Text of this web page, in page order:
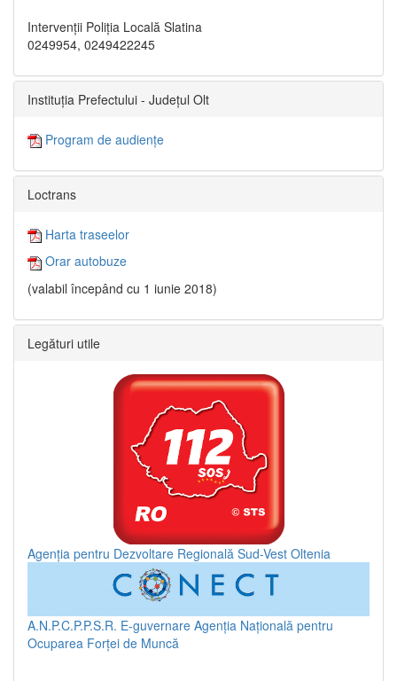
Intervenții Poliția Locală Slatina
0249954, 0249422245
Instituția Prefectului - Județul Olt
Program de audiențe
Loctrans
Harta traseelor
Orar autobuze
(valabil începând cu 1 iunie 2018)
Legături utile
Agenția pentru Dezvoltare Regională Sud-Vest Oltenia
A.N.P.C.P.P.S.R. E-guvernare Agenția Națională pentru
Ocuparea Forței de Muncă